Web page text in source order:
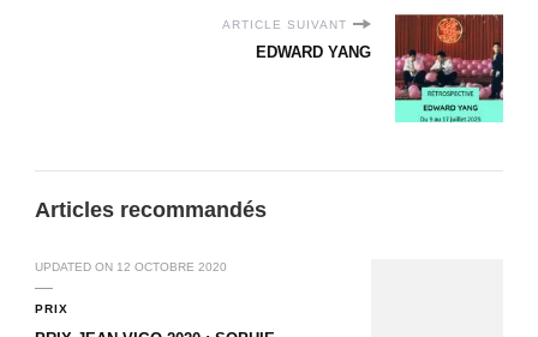
ARTICLE SUIVANT
EDWARD YANG
Articles recommandés
UPDATED ON 12 OCTOBRE 2020
PRIX